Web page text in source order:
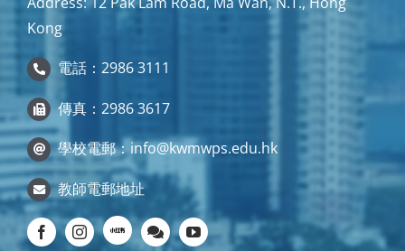
Kong
電話：2986 3111
傳真：2986 3617
學校電郵： info@kwmwps.edu.hk
教師電郵地址